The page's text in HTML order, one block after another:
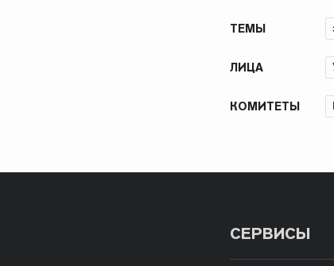
ТЕМЫ
ЛИЦА
КОМИТЕТЫ
СЕРВИСЫ